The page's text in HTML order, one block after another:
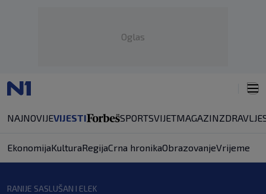
Oglas
NAJNOVIJEVIJESTI SPORTSVIJETMAGAZINZDRAVLJE
EkonomijaKulturaRegijaCrna hronikaObrazovanjeVrijeme
RANIJE SASLUŠAN I ELEK